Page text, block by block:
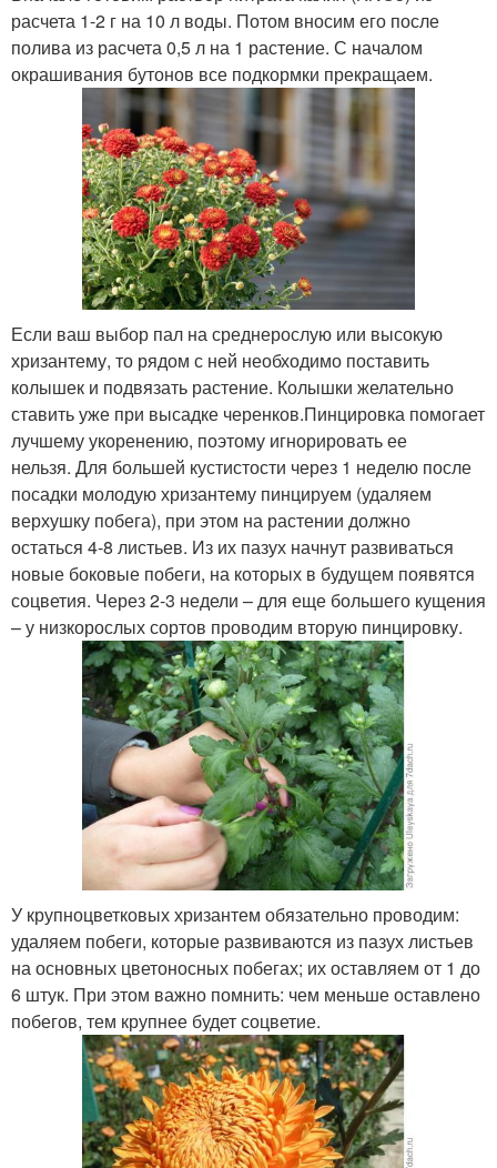
расчета 1-2 г на 10 л воды. Потом вносим его после
полива из расчета 0,5 л на 1 растение. С началом
окрашивания бутонов все подкормки прекращаем.
Если ваш выбор пал на среднерослую или высокую
хризантему, то рядом с ней необходимо поставить
колышек и подвязать растение. Колышки желательно
ставить уже при высадке черенков.Пинцировка помогает
лучшему укоренению, поэтому игнорировать ее
нельзя. Для большей кустистости через 1 неделю после
посадки молодую хризантему пинцируем (удаляем
верхушку побега), при этом на растении должно
остаться 4-8 листьев. Из их пазух начнут развиваться
новые боковые побеги, на которых в будущем появятся
соцветия. Через 2-3 недели – для еще большего кущения
– у низкорослых сортов проводим вторую пинцировку.
У крупноцветковых хризантем обязательно проводим:
удаляем побеги, которые развиваются из пазух листьев
на основных цветоносных побегах; их оставляем от 1 до
6 штук. При этом важно помнить: чем меньше оставлено
побегов, тем крупнее будет соцветие.